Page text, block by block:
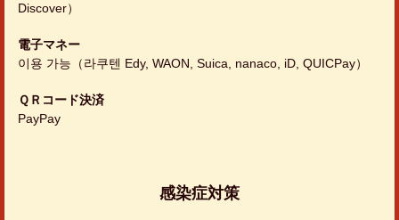
Discover）
電子マネー
이용 가능（라쿠텐 Edy, WAON, Suica, nanaco, iD, QUICPay）
ＱＲコード決済
PayPay
感染症対策